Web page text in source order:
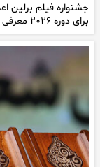
جشنواره فیلم برلین
برای دوره ۲۰۲۶ معرفی کرد.